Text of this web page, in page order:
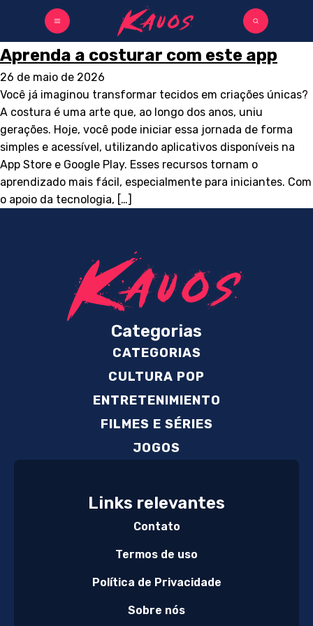
Aprenda a costurar com este app
26 de maio de 2026
Você já imaginou transformar tecidos em criações únicas?
A costura é uma arte que, ao longo dos anos, uniu
gerações. Hoje, você pode iniciar essa jornada de forma
simples e acessível, utilizando aplicativos disponíveis na
App Store e Google Play. Esses recursos tornam o
aprendizado mais fácil, especialmente para iniciantes. Com
o apoio da tecnologia, […]
Categorias
CATEGORIAS
CULTURA POP
ENTRETENIMIENTO
FILMES E SÉRIES
JOGOS
Links relevantes
Contato
Termos de uso
Política de Privacidade
Sobre nós